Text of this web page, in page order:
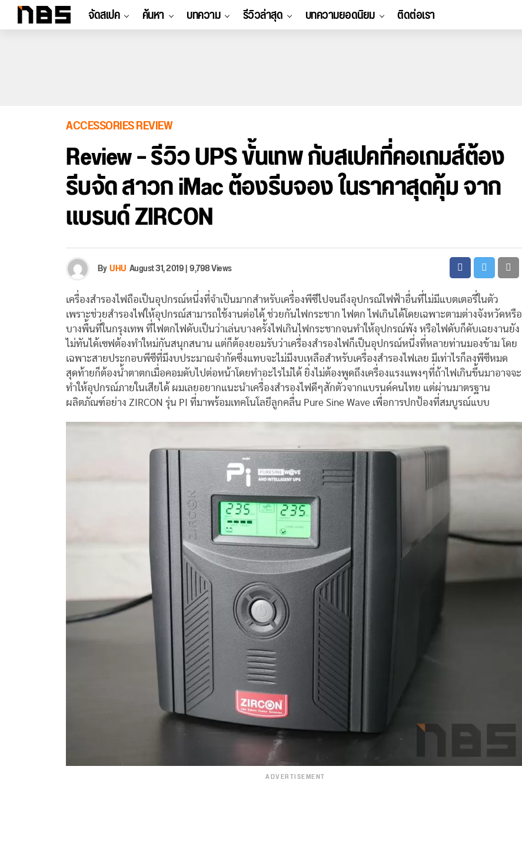
จัดสเปค ค้นหา บทความ รีวิวล่าสุด บทความยอดนิยม ติดต่อเรา
ACCESSORIES REVIEW
Review – รีวิว UPS ขั้นเทพ กับสเปคที่คอเกมส์ต้อง
รีบจัด สาวก iMac ต้องรีบจอง ในราคาสุดคุ้ม จาก
แบรนด์ ZIRCON
ByUHUAugust 31, 2019|9,798 Views
เครื่องสํารองไฟถือเป็นอุปกรณ์หนึ่งที่จำเป็นมากสำหรับเครื่องพีซีไปจนถึงอุปกรณ์ไฟฟ้าอื่นที่ไม่มีแบตเตอรี่ในตัว
เพราะช่วยสำรองไฟให้อุปกรณ์สามารถใช้งานต่อได้ ช่วยกันไฟกระชาก ไฟตก ไฟเกินได้โดยเฉพาะตามต่างจังหวัดหรือ
บางพื้นที่ในกรุงเทพ ที่ไฟตกไฟดับเป็นว่าเล่นบางครั้งไฟเกินไฟกระชากจนทำให้อุปกรณ์พัง หรือไฟดับก็ดับเฉยงานยัง
ไม่ทันได้เซฟต้องทำใหม่กันสนุกสนาน แต่ก็ต้องยอมรับว่าเครื่องสำรองไฟก็เป็นอุปกรณ์หนึ่งที่หลายท่านมองข้าม โดย
เฉพาะสายประกอบพีซีที่มีงบประมาณจำกัดซึ่งแทบจะไม่มีงบเหลือสำหรับเครื่องสำรองไฟเลย มีเท่าไรก็ลงพีซีหมด
สุดท้ายก็ต้องน้ำตาตกเมื่อคอมดับไปต่อหน้าโดยทำอะไรไม่ได้ ยิ่งไม่ต้องพูดถึงเครื่องแรงแพงๆที่ถ้าไฟเกินขึ้นมาอาจจะ
ทำให้อุปกรณ์ภายในเสียได้ ผมเลยอยากแนะนำเครื่องสำรองไฟดีๆสักตัวจากแบรนด์คนไทย แต่ผ่านมาตรฐาน
ผลิตภัณฑ์อย่าง ZIRCON รุ่น PI ที่มาพร้อมเทคโนโลยีลูกคลื่น Pure Sine Wave เพื่อการปกป้องที่สมบูรณ์แบบ
ADVERTISEMENT